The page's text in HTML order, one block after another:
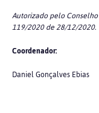
Autorizado pelo
119/2020 de 28/12/2020.
Coordenador:
Daniel Gonçalves Ebias